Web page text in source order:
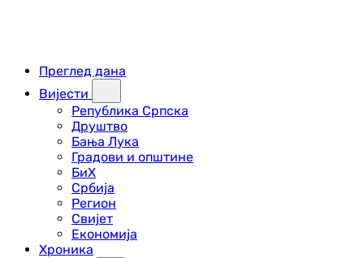
Преглед дана
Вијести
Република Српска
Друштво
Бања Лука
Градови и општине
БиХ
Србија
Регион
Свијет
Економија
Хроника